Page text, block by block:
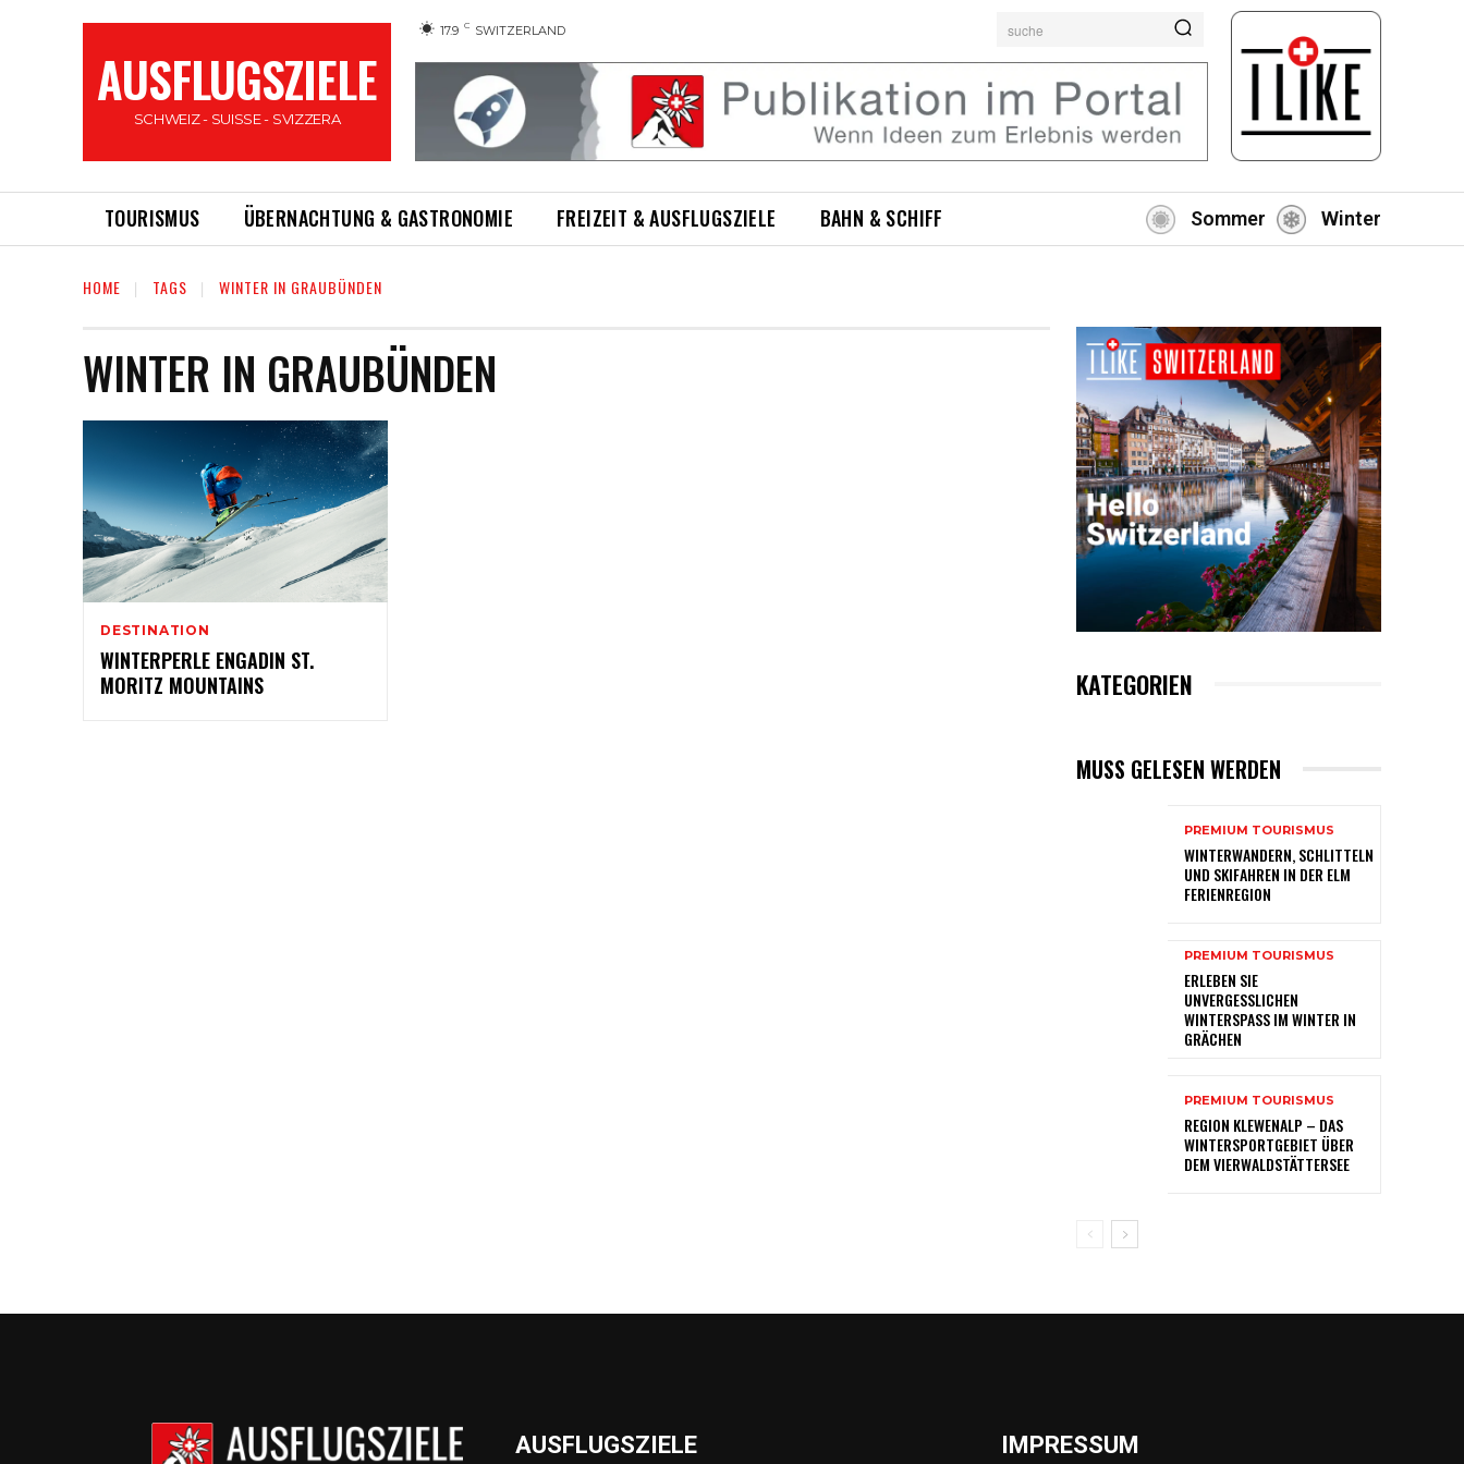
AUSFLUGSZIELE
SCHWEIZ - SUISSE - SVIZZERA
17.9 C SWITZERLAND suche
TOURISMUS ÜBERNACHTUNG & GASTRONOMIE FREIZEIT & AUSFLUGSZIELE BAHN & SCHIFF Sommer Winter
HOME TAGS WINTER IN GRAUBÜNDEN
WINTER IN GRAUBÜNDEN
DESTINATION
WINTERPERLE ENGADIN ST.
MORITZ MOUNTAINS
KATEGORIEN
MUSS GELESEN WERDEN
PREMIUM TOURISMUS
WINTERWANDERN, SCHLITTELN
UND SKIFAHREN IN DER ELM
FERIENREGION
PREMIUM TOURISMUS
ERLEBEN SIE
UNVERGESSLICHEN
WINTERSPASS IM WINTER IN
GRÄCHEN
PREMIUM TOURISMUS
REGION KLEWENALP – DAS
WINTERSPORTGEBIET ÜBER
DEM VIERWALDSTÄTTERSEE
AUSFLUGSZIELE IMPRESSUM